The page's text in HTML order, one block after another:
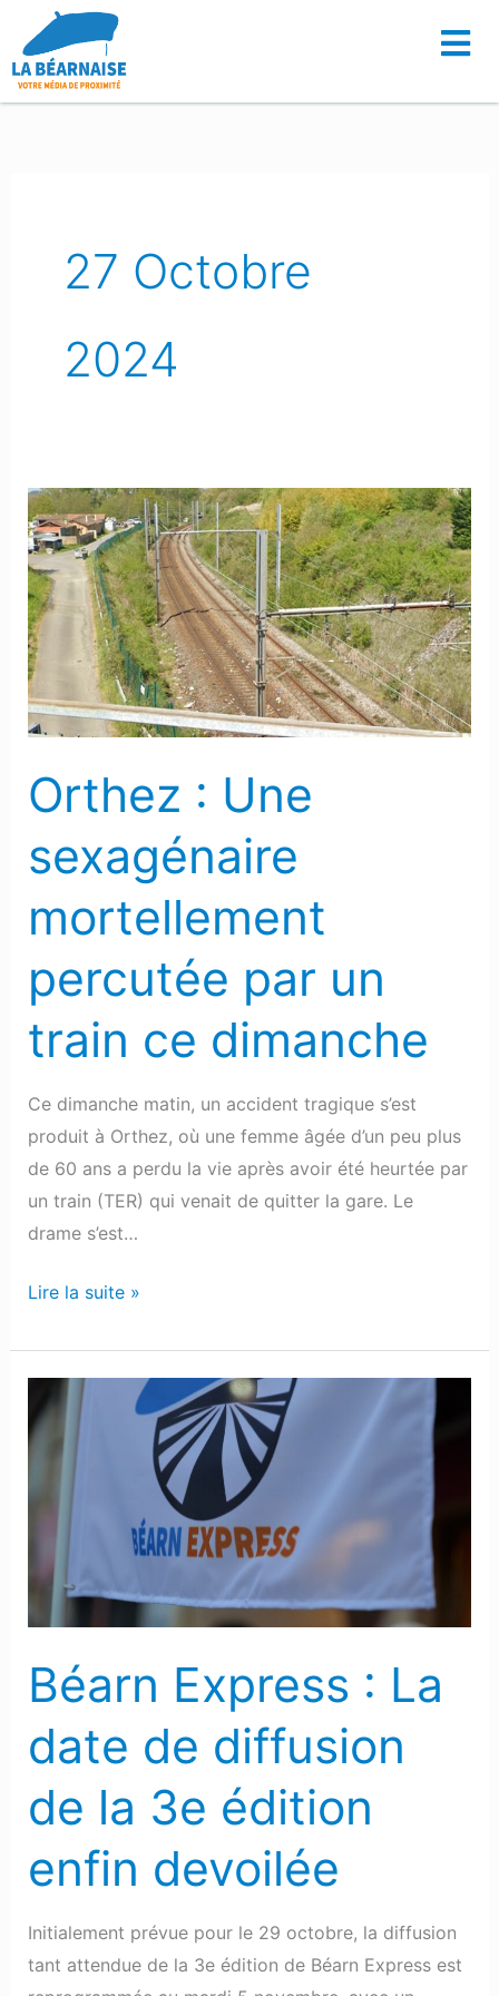
contenu
27 Octobre
2024
Orthez : Une
sexagénaire
mortellement
percutée par un
train ce dimanche
Ce dimanche matin, un accident tragique s’est
produit à Orthez, où une femme âgée d’un peu plus
de 60 ans a perdu la vie après avoir été heurtée par
un train (TER) qui venait de quitter la gare. Le
drame s’est…
Orthez
:
Une
sexagénaire
mortellement
percutée
par
un
ce
Lire la suite »
Béarn Express : La
date de diffusion
de la 3e édition
enfin devoilée
Initialement prévue pour le 29 octobre, la diffusion
tant attendue de la 3e édition de Béarn Express est
Béarn
Express
diffusion
de
3e
enfin